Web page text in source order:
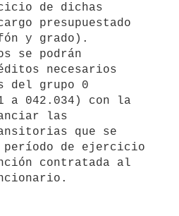
de dichas
presupuestado
y grado).
necesarios
del grupo 0
a 042.034) con la
las
que se
período de ejercicio
contratada al